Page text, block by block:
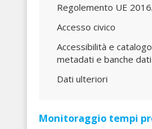
Regolemento UE
Accesso civico
Accessibilità e
metadati e banche dati
Dati ulteriori
Monitoraggio tempi